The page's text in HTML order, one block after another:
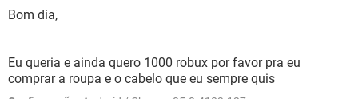
INSTAGRAM
OUTLOOK
GUIA DE COMPRAS
JOGOS
OUTLOOK EXCEL
INSTAGRAM
Bom dia,
Eu queria e ainda quero 1000 robux por favor pra eu
comprar a roupa e o cabelo que eu sempre quis